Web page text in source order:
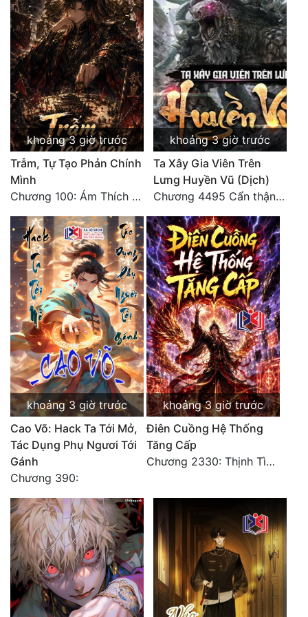
Quân Sự
Sảng Văn
Sắc
Sủng
Thanh Xuân
Tiên Hiệp
Tiểu Thuyết
Trinh Thám
Triều Đấu
Trùng Sinh
Trọng Sinh
Tu Chân
Tu Tiên
Tội Phạm
Vô Địch
Võ Hiệp
Võng Du
Xuyên Nhanh
Xuyên Sách
Xuyên Thư
Điền Văn
khoảng 3 giờ trước
Trẫm, Tự Tạo Phản Chính
Mình
Chương 100: Ám Thích Trên Vân Sơn
khoảng 3 giờ trước
Ta Xây Gia Viên Trên
Lưng Huyền Vũ (Dịch)
Chương 4495 Cẩn thận một chút vẫn là tốt.
khoảng 3 giờ trước
Cao Võ: Hack Ta Tới Mở,
Tác Dụng Phụ Ngươi Tới
Gánh
Chương 390:
khoảng 3 giờ trước
Điên Cuồng Hệ Thống
Tăng Cấp
Chương 2330: Thịnh Tình Mời Chào